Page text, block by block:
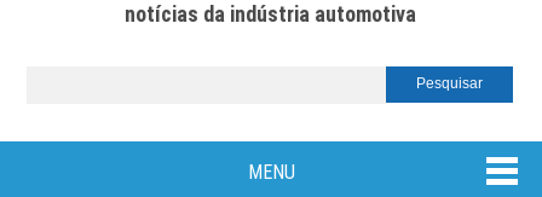
notícias da indústria automotiva
MENU